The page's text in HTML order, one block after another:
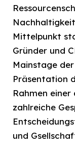
Mittelpunkt
Gründer und
Mainstage
Präsentation
Rahmen einer
zahlreiche
und